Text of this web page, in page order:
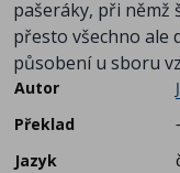
pašeráky, při němž
přesto všechno ale
působení u sboru
Autor
Překlad
-
Jazyk